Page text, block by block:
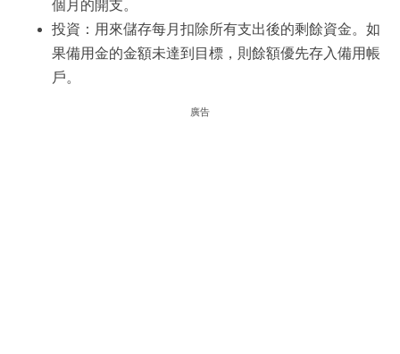
個月的開支。
投資：用來儲存每月扣除所有支出後的剩餘資金。如
果備用金的金額未達到目標，則餘額優先存入備用帳
戶。
廣告